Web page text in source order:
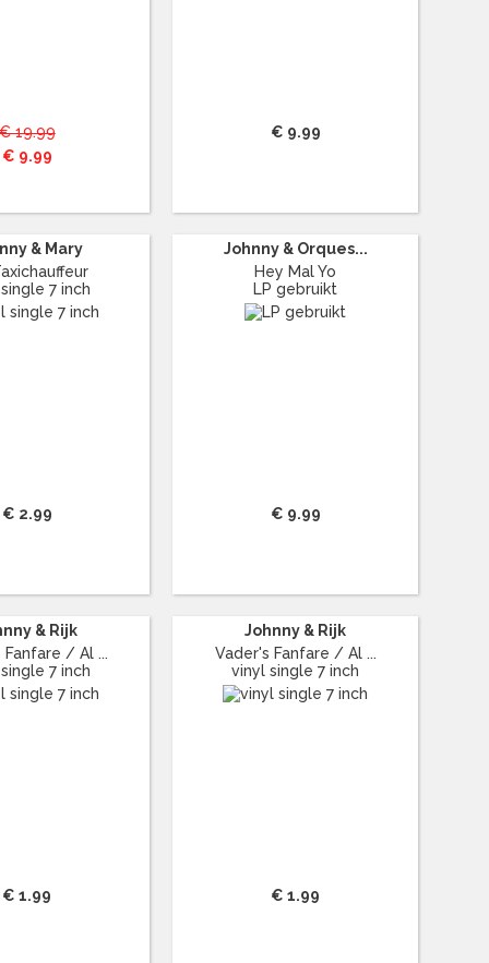
19.99
€ 9.99
€ 9.99
& Mary
7 inch
€ 2.99
Johnny & Orques...
Hey Mal Yo
LP gebruikt
€ 9.99
& Rijk
Fanfare / Al ...
7 inch
€ 1.99
Johnny & Rijk
Vader's Fanfare / Al ...
vinyl single 7 inch
€ 1.99